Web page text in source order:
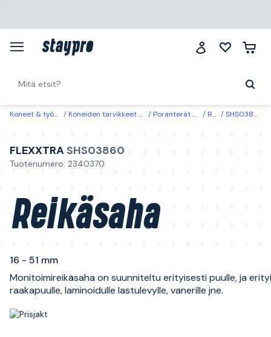
Koneet & työkalut Koneiden tarvikkeet & käyttöosat Poranterät & ruuvauskärjet Reikäsahat SHS03860 Flexxtra Reikäsaha 16 - 51 mm 38 mm
FLEXXTRASHS03860
Tuotenumero: 2340370
Reikäsaha
16 - 51 mm
Monitoimireikäsaha on suunniteltu erityisesti puulle, ja
raakapuulle, laminoidulle lastulevylle, vanerille jne.